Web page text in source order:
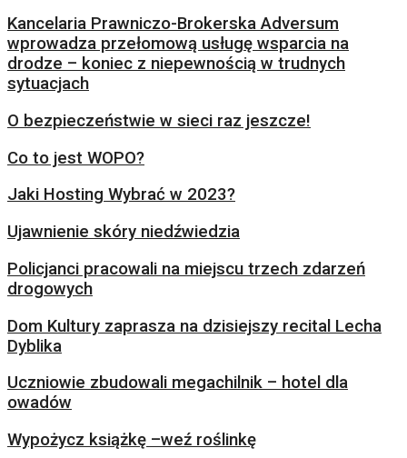
Kancelaria Prawniczo-Brokerska Adversum
wprowadza przełomową usługę wsparcia na
drodze – koniec z niepewnością w trudnych
sytuacjach
O bezpieczeństwie w sieci raz jeszcze!
Co to jest WOPO?
Jaki Hosting Wybrać w 2023?
Ujawnienie skóry niedźwiedzia
Policjanci pracowali na miejscu trzech zdarzeń
drogowych
Dom Kultury zaprasza na dzisiejszy recital Lecha
Dyblika
Uczniowie zbudowali megachilnik – hotel dla
owadów
Wypożycz książkę –weź roślinkę